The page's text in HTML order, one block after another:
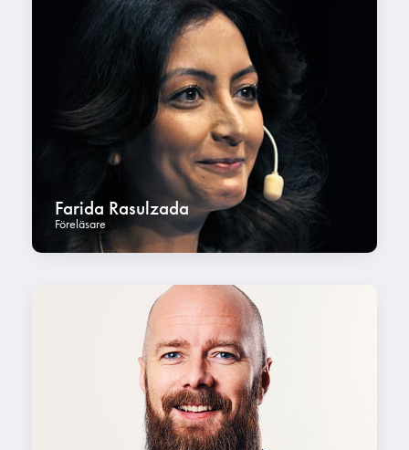
Farida Rasulzada
Föreläsare